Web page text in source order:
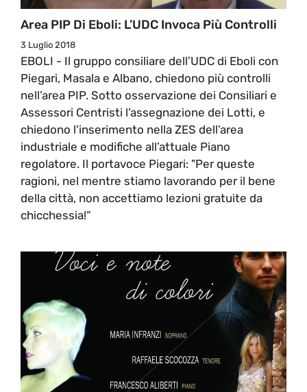
Area PIP Di Eboli: L’UDC Invoca Più Controlli
3 Luglio 2018
EBOLI - Il gruppo consiliare dell’UDC di Eboli con
Piegari, Masala e Albano, chiedono più controlli
nell’area PIP. Sotto osservazione dei Consiliari e
Assessori Centristi l’assegnazione dei Lotti, e
chiedono l'inserimento nella ZES dell’area
industriale e modifiche all’attuale Piano
regolatore. Il portavoce Piegari: "Per queste
ragioni, nel mentre stiamo lavorando per il bene
della città, non accettiamo lezioni gratuite da
chicchessia!“